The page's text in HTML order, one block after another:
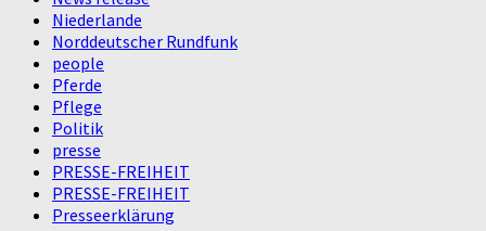
Niederlande
Norddeutscher Rundfunk
people
Pferde
Pflege
Politik
presse
PRESSE-FREIHEIT
PRESSE-FREIHEIT
Presseerklärung